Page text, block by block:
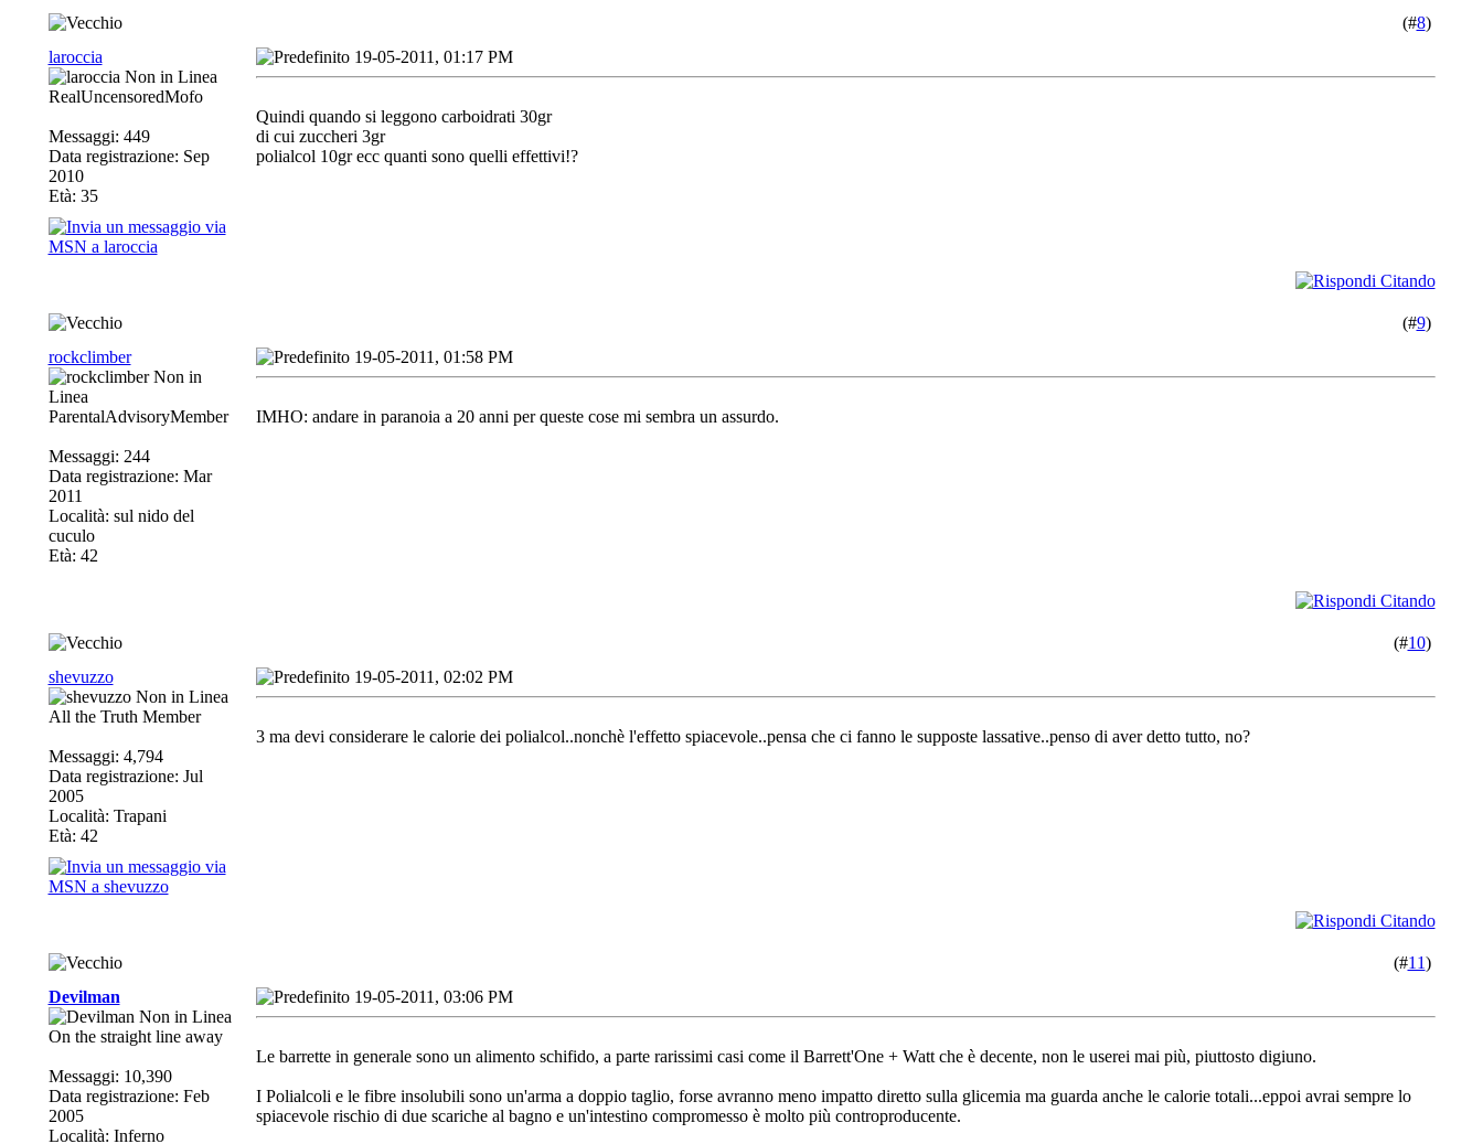
(#8)
laroccia
RealUncensoredMofo
Messaggi: 449
Data registrazione: Sep
2010
Età: 35
19-05-2011, 01:17 PM
Quindi quando si leggono carboidrati 30gr
di cui zuccheri 3gr
polialcol 10gr ecc quanti sono quelli effettivi!?
(#9)
rockclimber
ParentalAdvisoryMember
Messaggi: 244
Data registrazione: Mar
2011
Località: sul nido del
cuculo
Età: 42
19-05-2011, 01:58 PM
IMHO: andare in paranoia a 20 anni per queste cose mi sembra un assurdo.
(#10)
shevuzzo
All the Truth Member
Messaggi: 4,794
Data registrazione: Jul
2005
Località: Trapani
Età: 42
19-05-2011, 02:02 PM
3 ma devi considerare le calorie dei polialcol..nonchè l'effetto spiacevole..pensa che ci fanno le supposte lassative..penso di aver detto tutto, no?
(#11)
Devilman
On the straight line away
Messaggi: 10,390
Data registrazione: Feb
2005
Località: Inferno
19-05-2011, 03:06 PM
Le barrette in generale sono un alimento schifido, a parte rarissimi casi come il Barrett'One + Watt che è decente, non le userei mai più, piuttosto digiuno.
I Polialcoli e le fibre insolubili sono un'arma a doppio taglio, forse avranno meno impatto diretto sulla glicemia ma guarda anche le calorie totali...eppoi avrai sempre lo
spiacevole rischio di due scariche al bagno e un'intestino compromesso è molto più controproducente.